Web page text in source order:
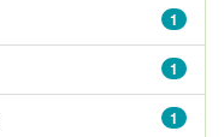
1
1
1